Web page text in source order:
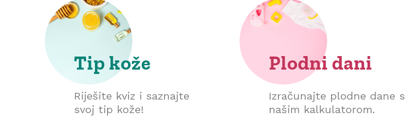
Tip kože
Riješite kviz i saznajte
svoj tip kože!
Plodni dani
Izračunajte plodne dane s
našim kalkulatorom.